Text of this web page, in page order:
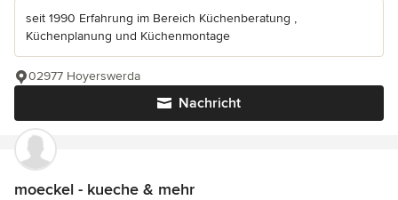
seit 1990 Erfahrung im Bereich Küchenberatung ,
Küchenplanung und Küchenmontage
Nachricht
02977 Hoyerswerda
moeckel - kueche & mehr